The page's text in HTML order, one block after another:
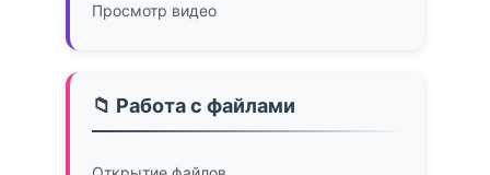
Просмотр видео
📁 Работа с файлами